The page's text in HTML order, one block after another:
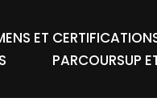
ET
PARCOURSUP